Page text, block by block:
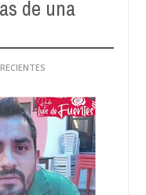
de una
RECIENTES